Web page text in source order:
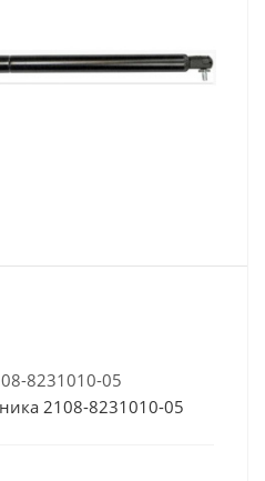
8231010-05
2108-8231010-05